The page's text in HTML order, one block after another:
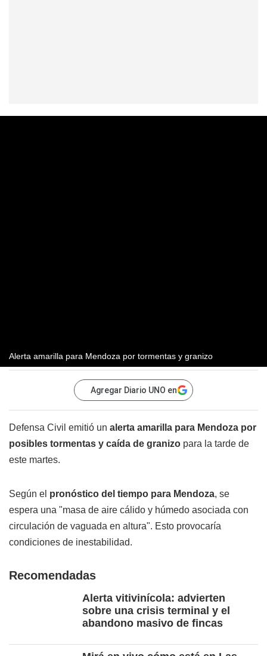
Alerta amarilla para Mendoza por tormentas y granizo
Agregar Diario UNO en
Defensa Civil emitió un alerta amarilla para Mendoza por
posibles tormentas y caída de granizo para la tarde de
este martes.
Según el pronóstico del tiempo para Mendoza, se
espera una "masa de aire cálido y húmedo asociada con
circulación de vaguada en altura". Esto provocaría
condiciones de inestabilidad.
Recomendadas
Alerta vitivinícola: advierten
sobre una crisis terminal y el
abandono masivo de fincas